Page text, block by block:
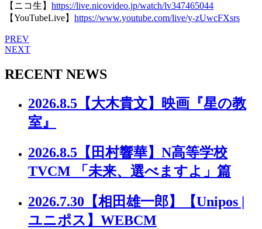
【ニコ生】 https://live.nicovideo.jp/watch/lv347465044
【YouTubeLive】 https://www.youtube.com/live/y-zUwcFXsrs
PREV
NEXT
RECENT NEWS
2026.8.5 【大木貴文】映画『星の教
室』
2026.8.5 【田村響華】N高等学校
TVCM 「未来、選べますよ」篇
2026.7.30 【相田雄一郎】【Unipos |
ユニポス】WEBCM